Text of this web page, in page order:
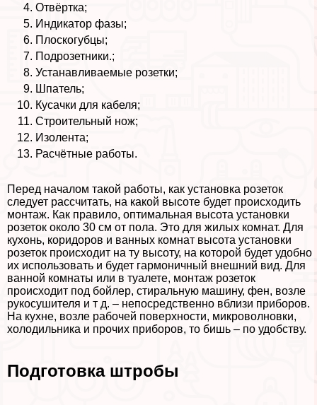
Отвёртка;
Индикатор фазы;
Плоскогубцы;
Подрозетники.;
Устанавливаемые розетки;
Шпатель;
Кусачки для кабеля;
Строительный нож;
Изолента;
Расчётные работы.
Перед началом такой работы, как установка розеток
следует рассчитать, на какой высоте будет происходить
монтаж. Как правило, оптимальная высота установки
розеток около 30 см от пола. Это для жилых комнат. Для
кухонь, коридоров и ванных комнат высота установки
розеток происходит на ту высоту, на которой будет удобно
их использовать и будет гармоничный внешний вид. Для
ванной комнаты или в туалете, монтаж розеток
происходит под бойлер, стиральную машину, фен, возле
рукосушителя и т д. – непосредственно вблизи приборов.
На кухне, возле рабочей поверхности, микроволновки,
холодильника и прочих приборов, то бишь – по удобству.
Подготовка штробы